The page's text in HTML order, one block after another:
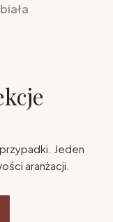
Jeden
aranżacji.